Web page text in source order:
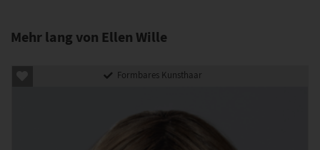
Mehr lang von Ellen Wille
Formbares Kunsthaar